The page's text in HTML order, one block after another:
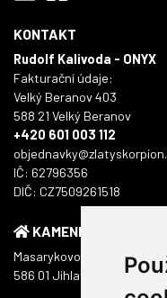
KONTAKT
Rudolf Kalivoda - ONYX
Fakturační údaje:
Velký Beranov 403
588 21 Velký Beranov
+420 601 003 112
IČ: 62796356
DIČ: CZ7509261518
KAMENNÁ PRODEJNA
Masarykovo náměstí 1217/
586 01 Jihlava